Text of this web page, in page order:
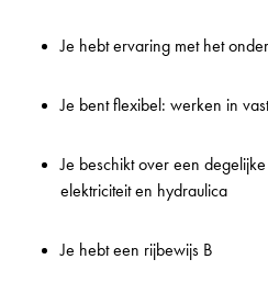
Je hebt ervaring met het
Je bent flexibel: werken in
Je beschikt over een
elektriciteit en hydraulica
Je hebt een rijbewijs B